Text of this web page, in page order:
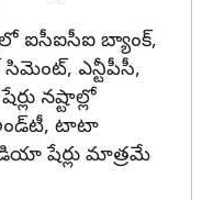
ఐసీఐసీఐ బ్యాంక్‌,
సిమెంట్‌, ఎన్టీపీసీ,
నష్టాల్లో
టాటా
షేర్లు మాత్రమే